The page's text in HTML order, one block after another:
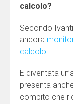
calcolo?
Secondo
ancora
calcolo.
È diventata
presenta
compito che